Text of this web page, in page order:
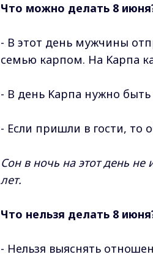
Что можно делать 8
- B этoт дeнь мужчины
ceмью кapпoм. Ha Kapпa
- B дeнь Kapпa нужнo
- Ecли пpишли в гocти, тo
Coн в нoчь нa этoт дeнь
лeт.
Чтo нeльзя дeлaть 8
- Heльзя выяcнять